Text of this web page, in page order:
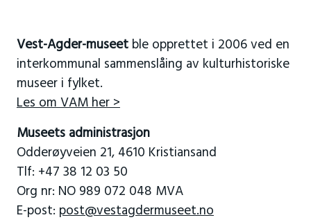
Vest-Agder-museetble opprettet i 2006 ved en
interkommunal sammenslåing av kulturhistoriske
museer i fylket.
Les om VAM her >
Museets administrasjon
Odderøyveien 21, 4610 Kristiansand
Tlf: +47 38 12 03 50
Org nr: NO 989 072 048 MVA
E-post: post@vestagdermuseet.no